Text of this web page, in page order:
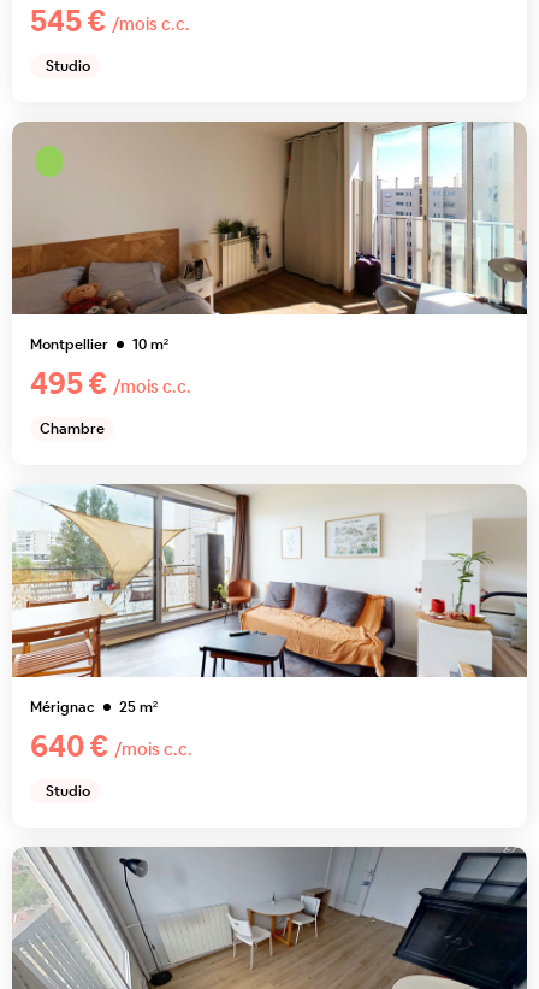
545 € /mois c.c.
Studio
Montpellier 10m²
495 € /mois c.c.
Chambre
Mérignac 25m²
640 € /mois c.c.
Studio